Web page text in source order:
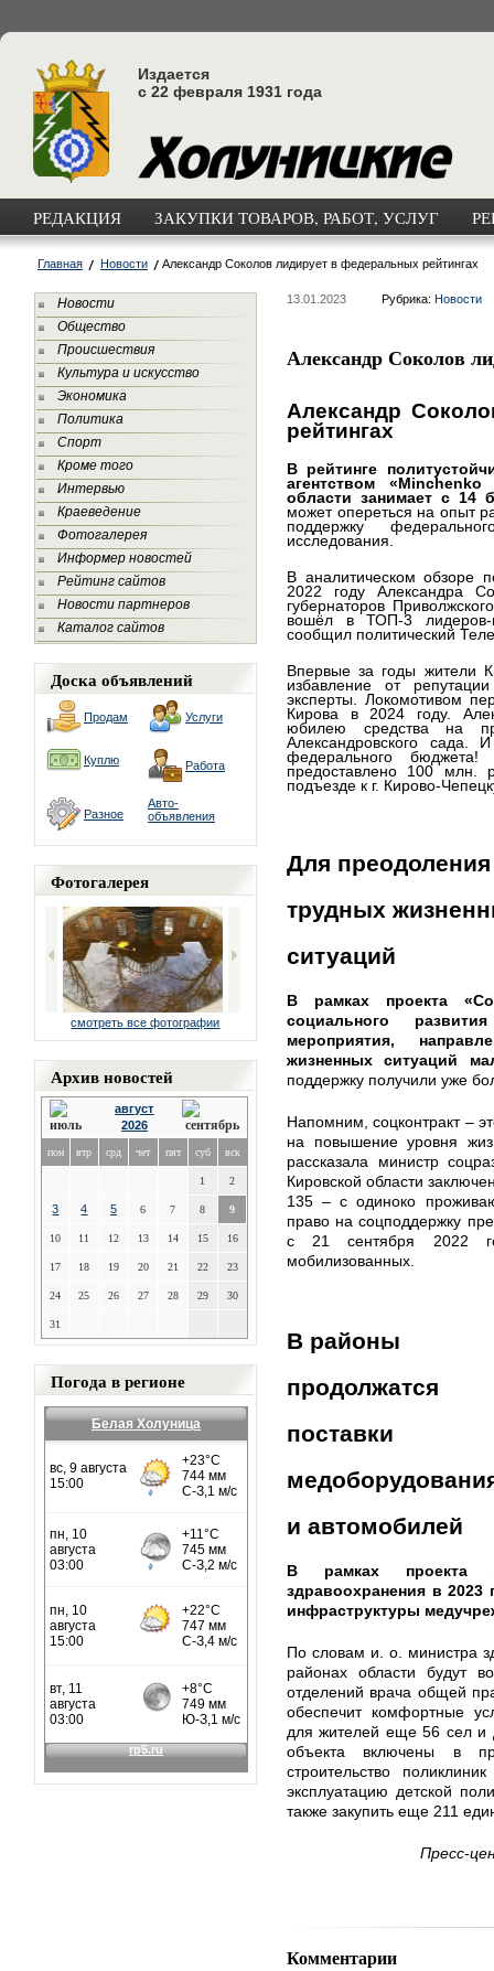
Издается
с 22 февраля 1931 года
РЕДАКЦИЯ ЗАКУПКИ ТОВАРОВ, РАБОТ, УСЛУГ
Главная Новости Александр Соколов лидирует в федеральных рейтингах
Новости
Общество
Происшествия
Культура и искусство
Экономика
Политика
Спорт
Кроме того
Интервью
Краеведение
Фотогалерея
Информер новостей
Рейтинг сайтов
Новости партнеров
Каталог сайтов
Доска объявлений
Продам Услуги
Куплю Работа
Разное
Авто-
объявления
Фотогалерея
смотреть все фотографии
Архив новостей
август
2026
пон втр срд чет пят суб вск
1 2
3 4 5 6 7 8 9
10 11 12 13 14 15 16
17 18 19 20 21 22 23
24 25 26 27 28 29 30
31
Погода в регионе
Белая Холуница
13.01.2023 Рубрика: Новости
Александр Соколов
Александр
рейтингах
В рейтинге
агентством
области занимает с 14
может опереться на опыт
поддержку
исследования.
В аналитическом обзоре
2022 году Александра
губернаторов
вошёл в ТОП-3 лидеров-
сообщил политический
Впервые за годы жители
избавление от
эксперты. Локомотивом
Кирова в 2024 году.
юбилею средства на
Александровского сада.
федерального
предоставлено 100 млн.
подъезде к г. Кирово-
Для преодоления
трудных
ситуаций
В рамках проекта
социального
мероприятия,
жизненных ситуаций
поддержку получили уже
Напомним, соцконтракт –
на повышение уровня
рассказала министр
Кировской области
135 – с одиноко
право на соцподдержку
с 21 сентября 2022
мобилизованных.
В районы
продолжатся
поставки
и автомобилей
В рамках проекта
здравоохранения в 2023
инфраструктуры
По словам и. о. министра
районах области будут
отделений врача общей
обеспечит комфортные
для жителей еще 56 сел и
объекта включены в
строительство
эксплуатацию детской
также закупить еще 211
Пресс-
Комментарии